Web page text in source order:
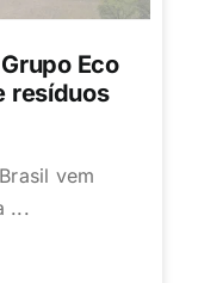
Eco
resíduos
vem
...